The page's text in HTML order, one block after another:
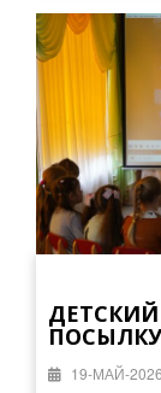
19-МАЙ-